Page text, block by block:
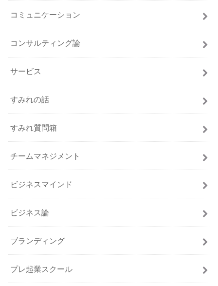
コミュニケーション
コンサルティング論
サービス
すみれの話
すみれ質問箱
チームマネジメント
ビジネスマインド
ビジネス論
ブランディング
プレ起業スクール